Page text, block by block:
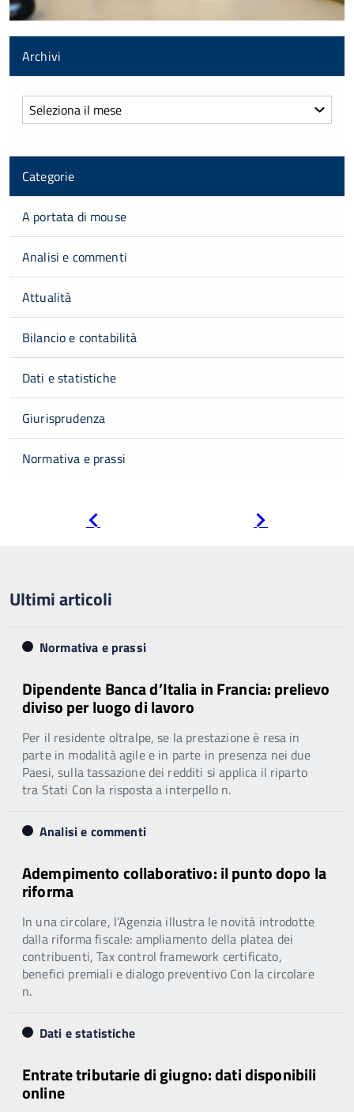
Archivi
Archivi
Categorie
A portata di mouse
Analisi e commenti
Attualità
Bilancio e contabilità
Dati e statistiche
Giurisprudenza
Normativa e prassi
Ultimi articoli
Normativa e prassi
Dipendente Banca d’Italia in Francia: prelievo
diviso per luogo di lavoro
Per il residente oltralpe, se la prestazione è resa in
parte in modalità agile e in parte in presenza nei due
Paesi, sulla tassazione dei redditi si applica il riparto
tra Stati Con la risposta a interpello n.
Analisi e commenti
Adempimento collaborativo: il punto dopo la
riforma
In una circolare, l’Agenzia illustra le novità introdotte
dalla riforma fiscale: ampliamento della platea dei
contribuenti, Tax control framework certificato,
benefici premiali e dialogo preventivo Con la circolare
n.
Dati e statistiche
Entrate tributarie di giugno: dati disponibili
online